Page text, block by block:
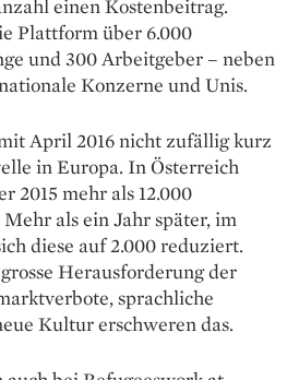
einen Kostenbeitrag.
Plattform über 6.000
und 300 Arbeitgeber – neben
Konzerne und Unis.
April 2016 nicht zufällig kurz
in Europa. In Österreich
2015 mehr als 12.000
als ein Jahr später, im
diese auf 2.000 reduziert.
Herausforderung der
sprachliche
Kultur erschweren das.